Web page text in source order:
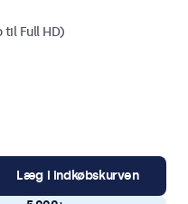
Full HD)
Læg i indkøbskurven